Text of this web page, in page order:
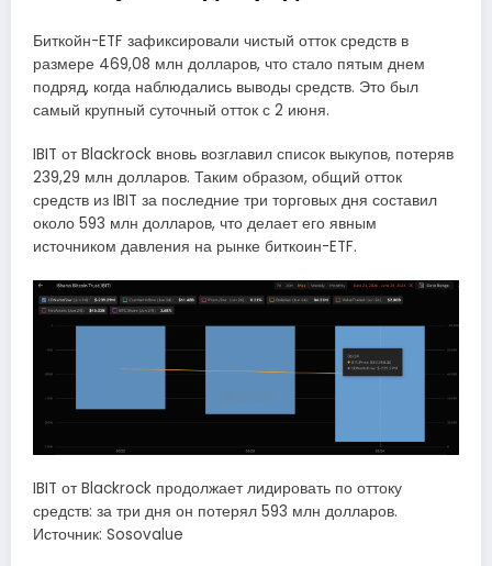
Биткойн-ETF зафиксировали чистый отток средств в
размере 469,08 млн долларов, что стало пятым днем
подряд, когда наблюдались выводы средств. Это был
самый крупный суточный отток с 2 июня.
IBIT от Blackrock вновь возглавил список выкупов, потеряв
239,29 млн долларов. Таким образом, общий отток
средств из IBIT за последние три торговых дня составил
около 593 млн долларов, что делает его явным
источником давления на рынке биткоин-ETF.
IBIT от Blackrock продолжает лидировать по оттоку
средств: за три дня он потерял 593 млн долларов.
Источник: Sosovalue